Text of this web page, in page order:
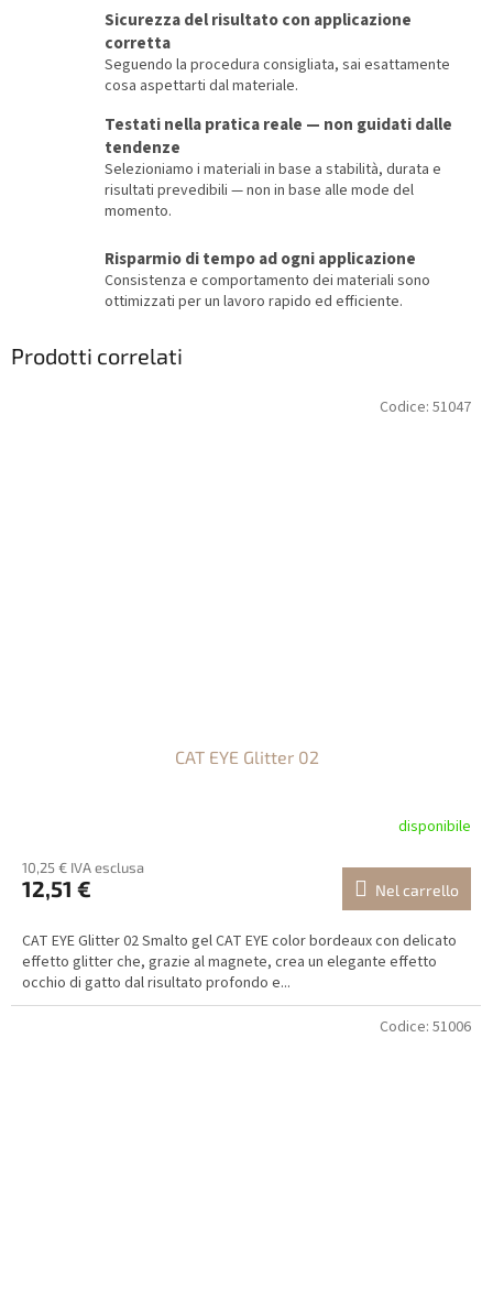
Sicurezza del risultato con applicazione
corretta
Seguendo la procedura consigliata, sai esattamente
cosa aspettarti dal materiale.
Testati nella pratica reale — non guidati dalle
tendenze
Selezioniamo i materiali in base a stabilità, durata e
risultati prevedibili — non in base alle mode del
momento.
Risparmio di tempo ad ogni applicazione
Consistenza e comportamento dei materiali sono
ottimizzati per un lavoro rapido ed efficiente.
Prodotti correlati
CAT EYE Glitter 02
disponibile
10,25 € IVA esclusa
12,51 € Nel carrello
CAT EYE Glitter 02 Smalto gel CAT EYE color bordeaux con delicato
effetto glitter che, grazie al magnete, crea un elegante effetto
occhio di gatto dal risultato profondo e...
Codice: 51047
Codice: 51006